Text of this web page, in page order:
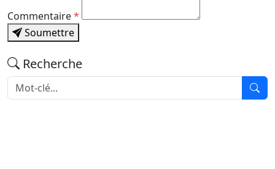
Commentaire*
Soumettre
Recherche